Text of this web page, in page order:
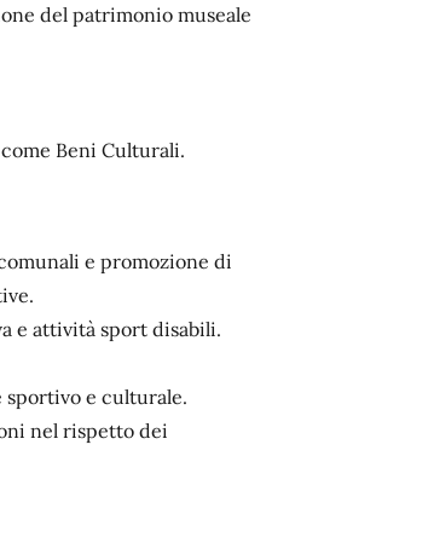
del patrimonio museale
Beni Culturali.
e promozione di
e attività sport disabili.
e culturale.
nel rispetto dei